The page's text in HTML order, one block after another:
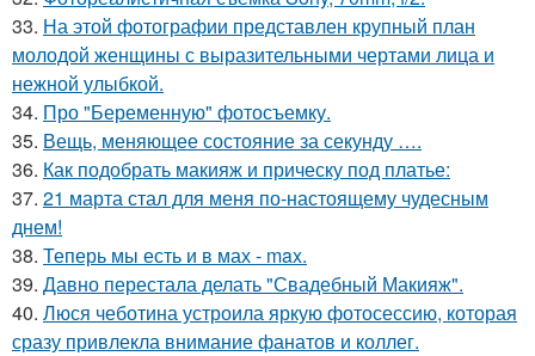
33. На этой фотографии представлен крупный план
молодой женщины с выразительными чертами лица и
нежной улыбкой.
34. Про "Беременную" фотосъемку.
35. Вещь, меняющее состояние за секунду ….
36. Как подобрать макияж и прическу под платье:
37. 21 марта стал для меня по-настоящему чудесным
днем!
38. Теперь мы есть и в мах - max.
39. Давно перестала делать "Свадебный Макияж".
40. Люся чеботина устроила яркую фотосессию, которая
сразу привлекла внимание фанатов и коллег.